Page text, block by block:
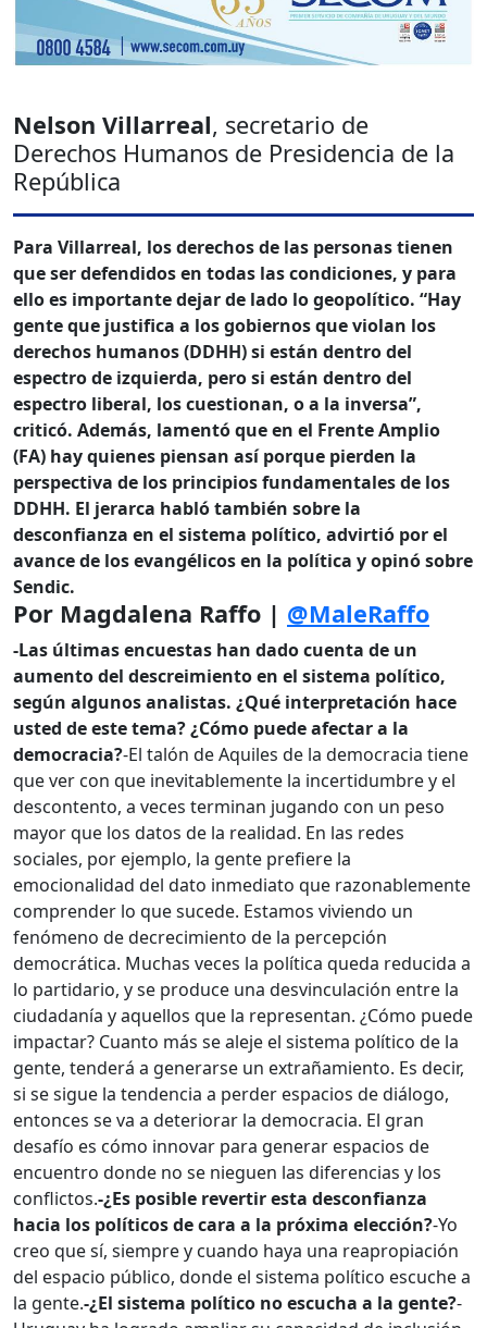
Nelson Villarreal, secretario de
Derechos Humanos de Presidencia de la
República
Para Villarreal, los derechos de las personas tienen
que ser defendidos en todas las condiciones, y para
ello es importante dejar de lado lo geopolítico. “Hay
gente que justifica a los gobiernos que violan los
derechos humanos (DDHH) si están dentro del
espectro de izquierda, pero si están dentro del
espectro liberal, los cuestionan, o a la inversa”,
criticó. Además, lamentó que en el Frente Amplio
(FA) hay quienes piensan así porque pierden la
perspectiva de los principios fundamentales de los
DDHH. El jerarca habló también sobre la
desconfianza en el sistema político, advirtió por el
avance de los evangélicos en la política y opinó sobre
Sendic.
Por Magdalena Raffo | @MaleRaffo
-Las últimas encuestas han dado cuenta de un
aumento del descreimiento en el sistema político,
según algunos analistas. ¿Qué interpretación hace
usted de este tema? ¿Cómo puede afectar a la
democracia?-El talón de Aquiles de la democracia tiene
que ver con que inevitablemente la incertidumbre y el
descontento, a veces terminan jugando con un peso
mayor que los datos de la realidad. En las redes
sociales, por ejemplo, la gente prefiere la
emocionalidad del dato inmediato que razonablemente
comprender lo que sucede. Estamos viviendo un
fenómeno de decrecimiento de la percepción
democrática. Muchas veces la política queda reducida a
lo partidario, y se produce una desvinculación entre la
ciudadanía y aquellos que la representan. ¿Cómo puede
impactar? Cuanto más se aleje el sistema político de la
gente, tenderá a generarse un extrañamiento. Es decir,
si se sigue la tendencia a perder espacios de diálogo,
entonces se va a deteriorar la democracia. El gran
desafío es cómo innovar para generar espacios de
encuentro donde no se nieguen las diferencias y los
conflictos.-¿Es posible revertir esta desconfianza
hacia los políticos de cara a la próxima elección?-Yo
creo que sí, siempre y cuando haya una reapropiación
del espacio público, donde el sistema político escuche a
la gente.-¿El sistema político no escucha a la gente?-